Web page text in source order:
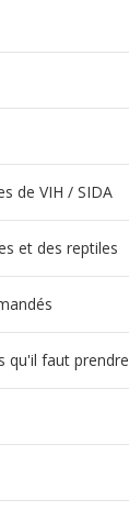
de VIH / SIDA
et des reptiles
qu'il faut prendre